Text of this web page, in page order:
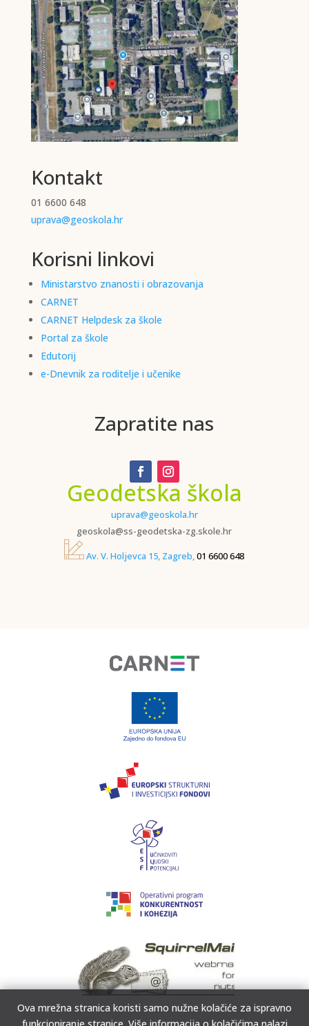
Kontakt
01 6600 648
uprava@geoskola.hr
Korisni linkovi
Ministarstvo znanosti i obrazovanja
CARNET
CARNET Helpdesk za škole
Portal za škole
Edutorij
e-Dnevnik za roditelje i učenike
Zapratite nas
Geodetska škola
uprava@geoskola.hr
geoskola@ss-geodetska-zg.skole.hr
Av. V. Holjevca 15, Zagreb,01 6600 648
Ova mrežna stranica koristi samo nužne kolačiće za ispravno